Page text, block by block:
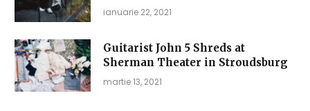
ianuarie 22, 2021
Guitarist John 5 Shreds at
Sherman Theater in Stroudsburg
martie 13, 2021